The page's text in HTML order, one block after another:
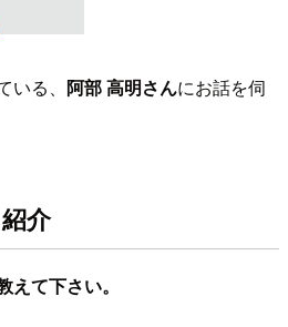
る、 阿部 高明さんにお話を伺
介
て下さい。